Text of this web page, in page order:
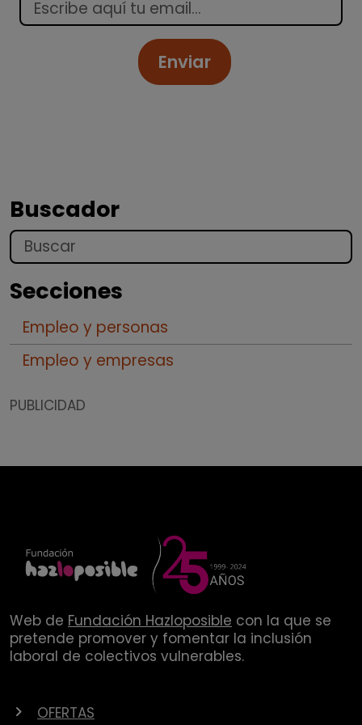
Enviar
Buscador
Buscar por palabras...
Secciones
Empleo y personas
Empleo y empresas
PUBLICIDAD
Web de Fundación Hazloposible con la que se
pretende promover y fomentar la inclusión
laboral de colectivos vulnerables.
OFERTAS